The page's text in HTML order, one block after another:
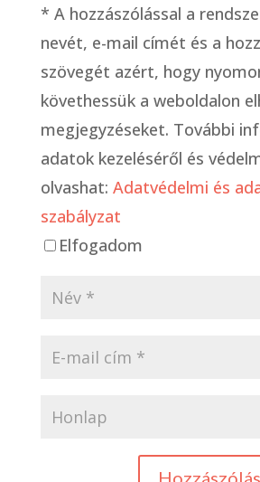
* A hozzászólással a
nevét, e-mail címét és a
szövegét azért, hogy
követhessük a weboldalon
megjegyzéseket. További
adatok kezeléséről és
olvashat: Adatvédelmi és
szabályzat
Elfogadom